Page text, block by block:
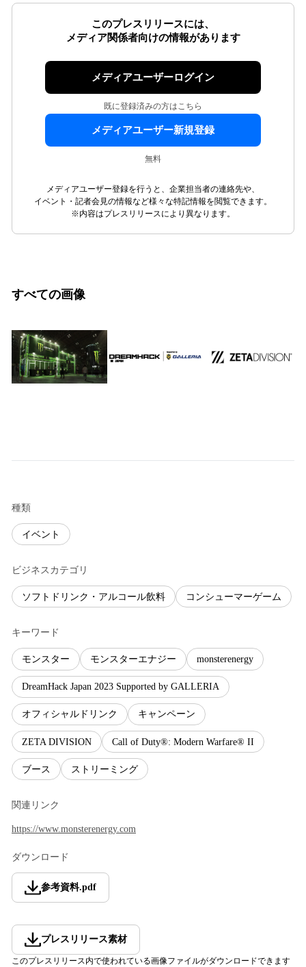
このプレスリリースには、
メディア関係者向けの情報があります
メディアユーザーログイン
既に登録済みの方はこちら
メディアユーザー新規登録
無料
メディアユーザー登録を行うと、企業担当者の連絡先や、
イベント・記者会見の情報など様々な特記情報を閲覧できます。
※内容はプレスリリースにより異なります。
すべての画像
種類
イベント
ビジネスカテゴリ
ソフトドリンク・アルコール飲料 コンシューマーゲーム
キーワード
モンスター モンスターエナジー monsterenergy
DreamHack Japan 2023 Supported by GALLERIA
オフィシャルドリンク キャンペーン
ZETA DIVISION Call of Duty®: Modern Warfare® II
ブース ストリーミング
関連リンク
https://www.monsterenergy.com
ダウンロード
参考資料.pdf
プレスリリース素材
このプレスリリース内で使われている画像ファイルがダウンロードできます